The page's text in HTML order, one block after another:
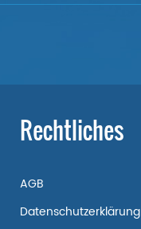
Rechtliches
AGB
Datenschutzerklärung